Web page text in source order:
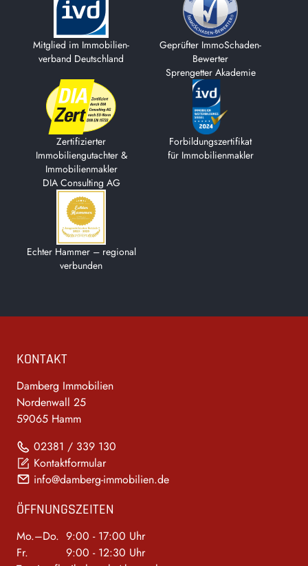
Mitglied im Immobilien­-
verband Deutschland
Geprüfter ImmoSchaden-
Bewerter
Sprengetter Akademie
Zertifizierter
Immobiliengutachter &
Immobilienmakler
DIA Consulting AG
Forbildungs­zertifikat
für Immobilienmakler
Echter Hammer – regional
verbunden
Footer
KONTAKT
Damberg Immobilien
Nordenwall 25
59065 Hamm
02381 / 339 130
Kontaktformular
info@damberg-immobilien.de
ÖFFNUNGSZEITEN
Mo.–Do. 9:00 - 17:00 Uhr
Fr.
9:00 - 12:30 Uhr